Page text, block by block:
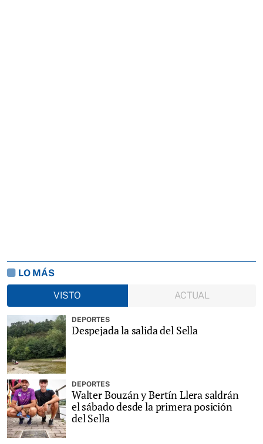
LO MÁS
VISTO
ACTUAL
DEPORTES
Despejada la salida del Sella
DEPORTES
Walter Bouzán y Bertín Llera saldrán
el sábado desde la primera posición
del Sella